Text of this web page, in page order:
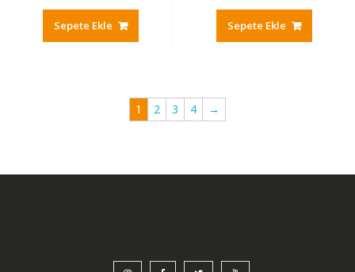
Sepete Ekle Sepete Ekle
1 2 3 4 →